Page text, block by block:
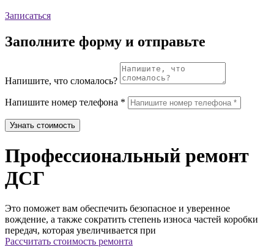
Записаться
Заполните форму и отправьте
Напишите, что сломалось?
Напишите номер телефона *
Узнать стоимость
Профессиональный ремонт
ДСГ
Это поможет вам обеспечить безопасное и уверенное
вождение, а также сократить степень износа частей коробки
передач, которая увеличивается при
Рассчитать стоимость ремонта